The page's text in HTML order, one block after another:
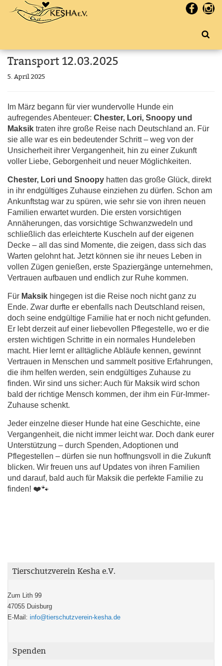
Transport 12.03.2025
5. April 2025
Im März begann für vier wundervolle Hunde ein
aufregendes Abenteuer: Chester, Lori, Snoopy und
Maksik traten ihre große Reise nach Deutschland an. Für
sie alle war es ein bedeutender Schritt – weg von der
Unsicherheit ihrer Vergangenheit, hin zu einer Zukunft
voller Liebe, Geborgenheit und neuer Möglichkeiten.
Chester, Lori und Snoopy hatten das große Glück, direkt
in ihr endgültiges Zuhause einziehen zu dürfen. Schon am
Ankunftstag war zu spüren, wie sehr sie von ihren neuen
Familien erwartet wurden. Die ersten vorsichtigen
Annäherungen, das vorsichtige Schwanzwedeln und
schließlich das erleichterte Kuscheln auf der eigenen
Decke – all das sind Momente, die zeigen, dass sich das
Warten gelohnt hat. Jetzt können sie ihr neues Leben in
vollen Zügen genießen, erste Spaziergänge unternehmen,
Vertrauen aufbauen und endlich zur Ruhe kommen.
Für Maksik hingegen ist die Reise noch nicht ganz zu
Ende. Zwar durfte er ebenfalls nach Deutschland reisen,
doch seine endgültige Familie hat er noch nicht gefunden.
Er lebt derzeit auf einer liebevollen Pflegestelle, wo er die
ersten wichtigen Schritte in ein normales Hundeleben
macht. Hier lernt er alltägliche Abläufe kennen, gewinnt
Vertrauen in Menschen und sammelt positive Erfahrungen,
die ihm helfen werden, sein endgültiges Zuhause zu
finden. Wir sind uns sicher: Auch für Maksik wird schon
bald der richtige Mensch kommen, der ihm ein Für-Immer-
Zuhause schenkt.
Jeder einzelne dieser Hunde hat eine Geschichte, eine
Vergangenheit, die nicht immer leicht war. Doch dank eurer
Unterstützung – durch Spenden, Adoptionen und
Pflegestellen – dürfen sie nun hoffnungsvoll in die Zukunft
blicken. Wir freuen uns auf Updates von ihren Familien
und darauf, bald auch für Maksik die perfekte Familie zu
finden! ❤️🐾
Tierschutzverein Kesha e.V.
Zum Lith 99
47055 Duisburg
E-Mail: info@tierschutzverein-kesha.de
Spenden